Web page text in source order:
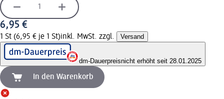
6,95 €
1 St (6,95 € je 1 St)inkl. MwSt. zzgl. Versand
dm-Dauerpreisnicht erhöht seit 28.01.2025
In den Warenkorb